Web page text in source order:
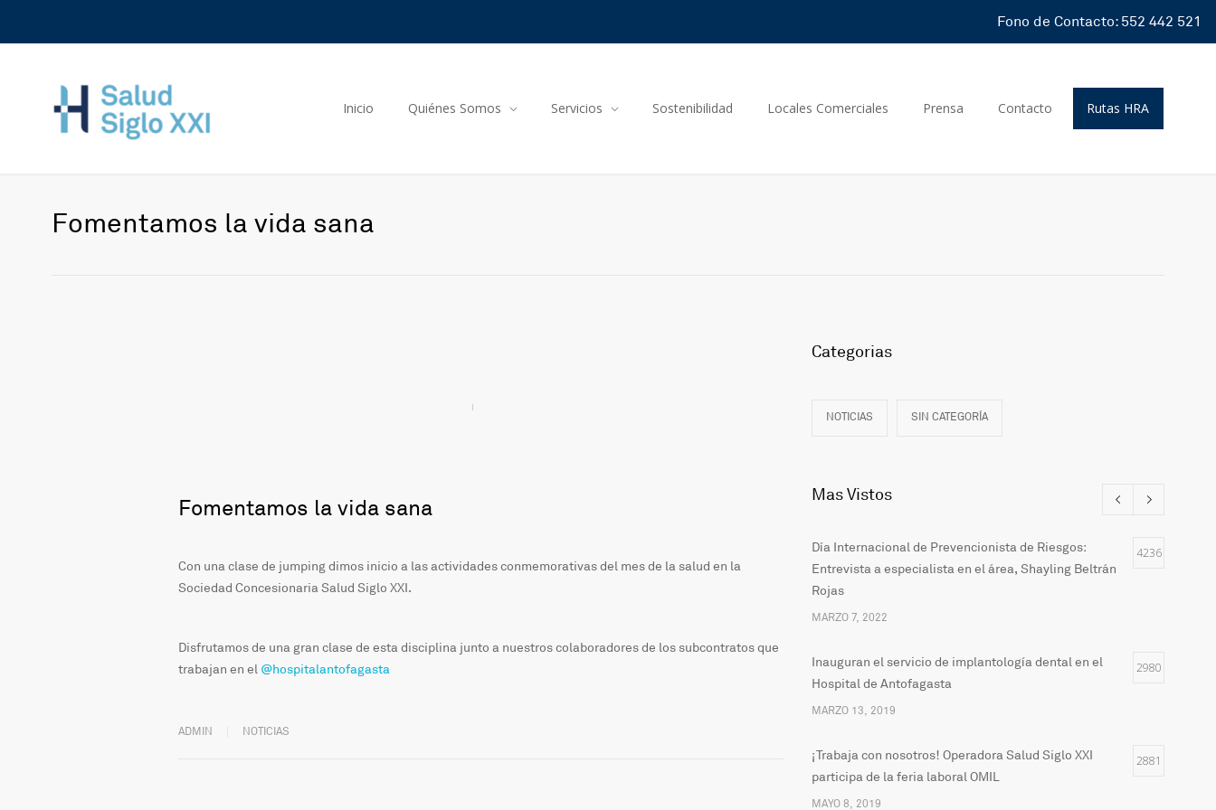
Fono de Contacto: 552 442 521
Inicio Quiénes Somos Servicios Sostenibilidad Locales Comerciales Prensa Contacto Rutas HRA
Fomentamos la vida sana
Fomentamos la vida sana
Con una clase de jumping dimos inicio a las actividades conmemorativas del mes de la salud en la
Sociedad Concesionaria Salud Siglo XXI.
Disfrutamos de una gran clase de esta disciplina junto a nuestros colaboradores de los subcontratos que
trabajan en el @hospitalantofagasta
ADMIN NOTICIAS
Categorias
NOTICIAS SIN CATEGORÍA
Mas Vistos
Día Internacional de Prevencionista de Riesgos:
Entrevista a especialista en el área, Shayling Beltrán
Rojas
4236
MARZO 7, 2022
Inauguran el servicio de implantología dental en el
Hospital de Antofagasta
2980
MARZO 13, 2019
¡Trabaja con nosotros! Operadora Salud Siglo XXI
participa de la feria laboral OMIL
2881
MAYO 8, 2019